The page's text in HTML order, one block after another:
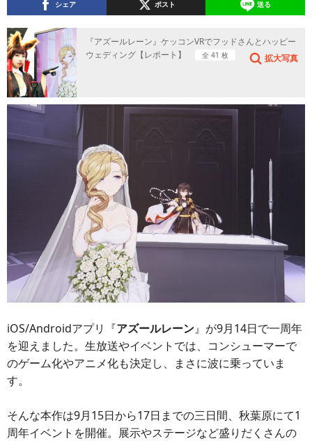
シェア ポスト 送る
『アズールレーン』ケッコンVRでフッドさんとハッピー
ウェディング【レポート】
全 41 枚 拡大写真
iOS/Androidアプリ『アズールレーン』が9月14日で一周年
を迎えました。生放送やイベントでは、コンシューマーで
のゲーム化やアニメ化も決定し、まさに波に乗っていま
す。
そんな本作は9月15日から17日までの三日間、秋葉原にて1
周年イベントを開催。展示やステージなど盛りだくさんの